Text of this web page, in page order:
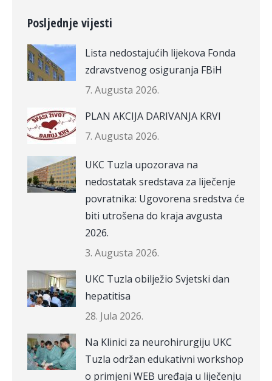
Posljednje vijesti
Lista nedostajućih lijekova Fonda
zdravstvenog osiguranja FBiH
7. Augusta 2026.
PLAN AKCIJA DARIVANJA KRVI
7. Augusta 2026.
UKC Tuzla upozorava na
nedostatak sredstava za liječenje
povratnika: Ugovorena sredstva će
biti utrošena do kraja avgusta
2026.
3. Augusta 2026.
UKC Tuzla obilježio Svjetski dan
hepatitisa
28. Jula 2026.
Na Klinici za neurohirurgiju UKC
Tuzla održan edukativni workshop
o primjeni WEB uređaja u liječenju